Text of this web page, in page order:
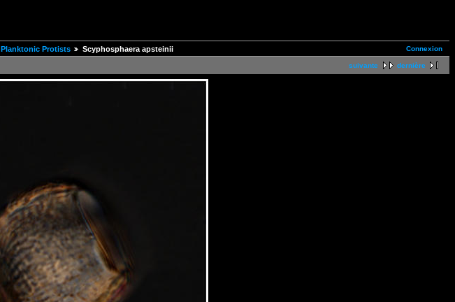
Connexion
Planktonic Protists Scyphosphaera apsteinii
suivante dernière